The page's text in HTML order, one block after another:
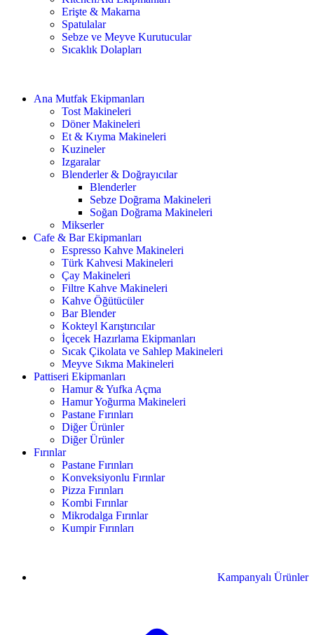
Erişte & Makarna
Spatulalar
Sebze ve Meyve Kurutucular
Sıcaklık Dolapları
Ana Mutfak Ekipmanları
Tost Makineleri
Döner Makineleri
Et & Kıyma Makineleri
Kuzineler
Izgaralar
Blenderler & Doğrayıcılar
Blenderler
Sebze Doğrama Makineleri
Soğan Doğrama Makineleri
Mikserler
Cafe & Bar Ekipmanları
Espresso Kahve Makineleri
Türk Kahvesi Makineleri
Çay Makineleri
Filtre Kahve Makineleri
Kahve Öğütücüler
Bar Blender
Kokteyl Karıştırıcılar
İçecek Hazırlama Ekipmanları
Sıcak Çikolata ve Sahlep Makineleri
Meyve Sıkma Makineleri
Pattiseri Ekipmanları
Hamur & Yufka Açma
Hamur Yoğurma Makineleri
Pastane Fırınları
Diğer Ürünler
Diğer Ürünler
Fırınlar
Pastane Fırınları
Konveksiyonlu Fırınlar
Pizza Fırınları
Kombi Fırınlar
Mikrodalga Fırınlar
Kumpir Fırınları
Kampanyalı Ürünler